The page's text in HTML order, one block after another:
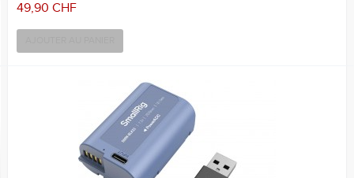
49,90 CHF